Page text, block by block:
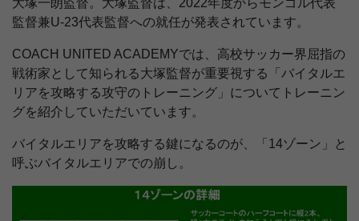
監督兼U-23代表監督への就任が発表されています。
COACH UNITED ACADEMYでは、高校サッカー界屈指の
戦術家として知られる大塚監督が重要視する「バイタルエ
リアを攻略する攻守のトレーニング」についてトレーニン
グを紹介していただいています。
バイタルエリアを攻略する鍵になるのが、「14ゾーン」と
呼ぶバイタルエリアでの崩し。